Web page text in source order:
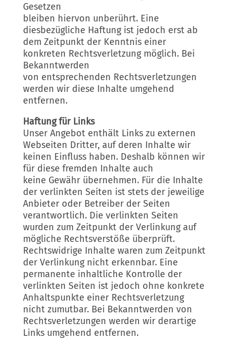
Gesetzen
bleiben hiervon unberührt. Eine
diesbezügliche Haftung ist jedoch erst ab
dem Zeitpunkt der Kenntnis einer
konkreten Rechtsverletzung möglich. Bei
Bekanntwerden
von entsprechenden Rechtsverletzungen
werden wir diese Inhalte umgehend
entfernen.
Haftung für Links
Unser Angebot enthält Links zu externen
Webseiten Dritter, auf deren Inhalte wir
keinen Einfluss haben. Deshalb können wir
für diese fremden Inhalte auch
keine Gewähr übernehmen. Für die Inhalte
der verlinkten Seiten ist stets der jeweilige
Anbieter oder Betreiber der Seiten
verantwortlich. Die verlinkten Seiten
wurden zum Zeitpunkt der Verlinkung auf
mögliche Rechtsverstöße überprüft.
Rechtswidrige Inhalte waren zum Zeitpunkt
der Verlinkung nicht erkennbar. Eine
permanente inhaltliche Kontrolle der
verlinkten Seiten ist jedoch ohne konkrete
Anhaltspunkte einer Rechtsverletzung
nicht zumutbar. Bei Bekanntwerden von
Rechtsverletzungen werden wir derartige
Links umgehend entfernen.